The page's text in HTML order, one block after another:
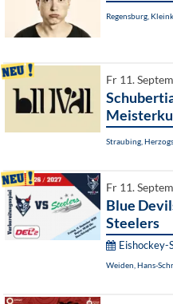
Regensburg,
Fr 11.
Straubing,
Fr 11.
Blue
Steelers
Weiden, Hans-